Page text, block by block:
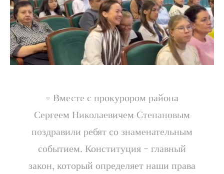
- Вместе с прокурором района
Сергеем Николаевичем Степановым
поздравили ребят со знаменательным
событием. Конституция - главный
закон, который определяет наши права